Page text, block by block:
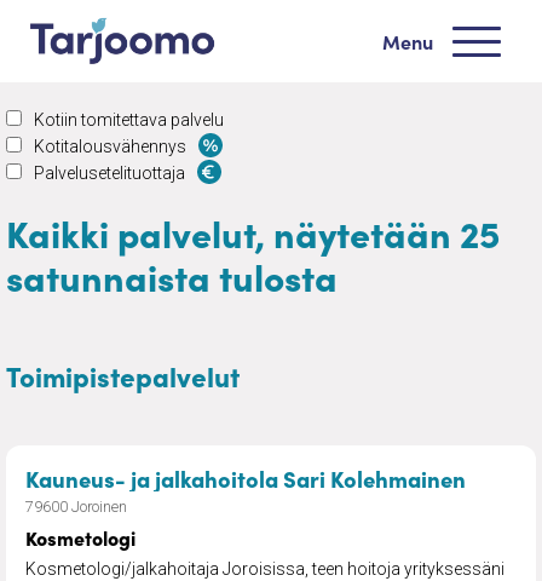
Siirry sisältöön
Menu
Kotiin tomitettava palvelu
Kotitalousvähennys
Palvelusetelituottaja
Kaikki palvelut, näytetään 25
satunnaista tulosta
Toimipistepalvelut
Kauneus- ja jalkahoitola Sari Kolehmainen
79600 Joroinen
Kosmetologi
Kosmetologi/jalkahoitaja Joroisissa, teen hoitoja yrityksessäni